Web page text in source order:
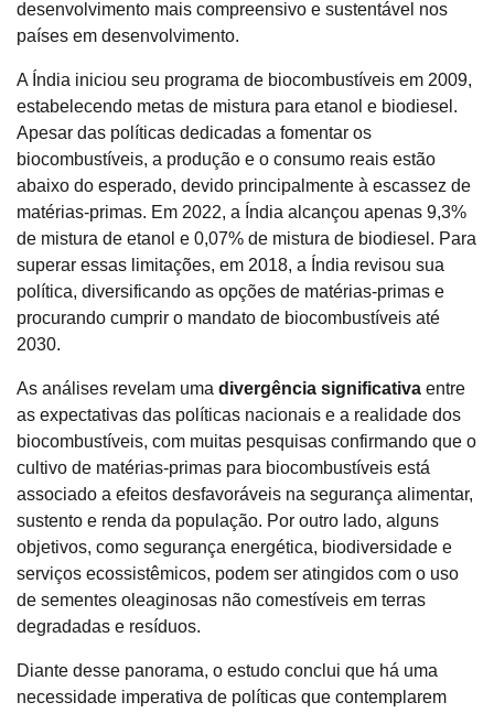
desenvolvimento mais compreensivo e sustentável nos
países em desenvolvimento.
A Índia iniciou seu programa de biocombustíveis em 2009,
estabelecendo metas de mistura para etanol e biodiesel.
Apesar das políticas dedicadas a fomentar os
biocombustíveis, a produção e o consumo reais estão
abaixo do esperado, devido principalmente à escassez de
matérias-primas. Em 2022, a Índia alcançou apenas 9,3%
de mistura de etanol e 0,07% de mistura de biodiesel. Para
superar essas limitações, em 2018, a Índia revisou sua
política, diversificando as opções de matérias-primas e
procurando cumprir o mandato de biocombustíveis até
2030.
As análises revelam uma divergência significativa entre
as expectativas das políticas nacionais e a realidade dos
biocombustíveis, com muitas pesquisas confirmando que o
cultivo de matérias-primas para biocombustíveis está
associado a efeitos desfavoráveis na segurança alimentar,
sustento e renda da população. Por outro lado, alguns
objetivos, como segurança energética, biodiversidade e
serviços ecossistêmicos, podem ser atingidos com o uso
de sementes oleaginosas não comestíveis em terras
degradadas e resíduos.
Diante desse panorama, o estudo conclui que há uma
necessidade imperativa de políticas que contemplarem